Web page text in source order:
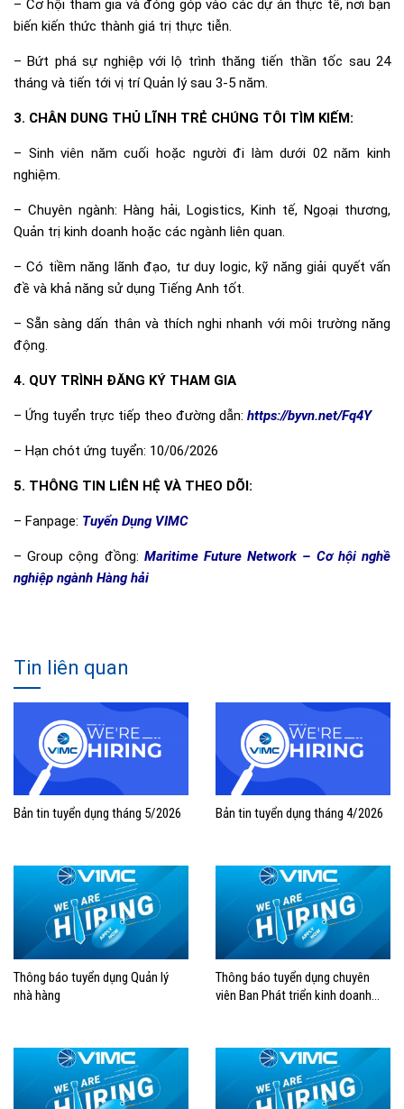
– Cơ hội tham gia và đóng góp vào các dự án thực tế, nơi bạn
biến kiến thức thành giá trị thực tiễn.
– Bứt phá sự nghiệp với lộ trình thăng tiến thần tốc sau 24
tháng và tiến tới vị trí Quản lý sau 3-5 năm.
3. CHÂN DUNG THỦ LĨNH TRẺ CHÚNG TÔI TÌM KIẾM:
– Sinh viên năm cuối hoặc người đi làm dưới 02 năm kinh
nghiệm.
– Chuyên ngành: Hàng hải, Logistics, Kinh tế, Ngoại thương,
Quản trị kinh doanh hoặc các ngành liên quan.
– Có tiềm năng lãnh đạo, tư duy logic, kỹ năng giải quyết vấn
đề và khả năng sử dụng Tiếng Anh tốt.
– Sẵn sàng dấn thân và thích nghi nhanh với môi trường năng
động.
4. QUY TRÌNH ĐĂNG KÝ THAM GIA
– Ứng tuyển trực tiếp theo đường dẫn: https://byvn.net/Fq4Y
– Hạn chót ứng tuyển: 10/06/2026
5. THÔNG TIN LIÊN HỆ VÀ THEO DÕI:
– Fanpage: Tuyển Dụng VIMC
– Group cộng đồng: Maritime Future Network – Cơ hội nghề
nghiệp ngành Hàng hải
Tin liên quan
Bản tin tuyển dụng tháng 5/2026 Bản tin tuyển dụng tháng 4/2026
Thông báo tuyển dụng Quản lý
nhà hàng
Thông báo tuyển dụng chuyên
viên Ban Phát triển kinh doanh